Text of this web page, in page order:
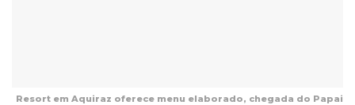
Resort em Aquiraz oferece menu elaborado, chegada do Papai